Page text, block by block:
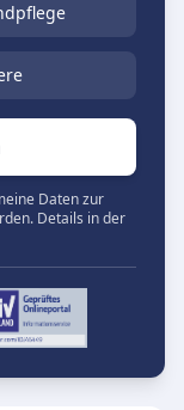
Daten zur
Details in der